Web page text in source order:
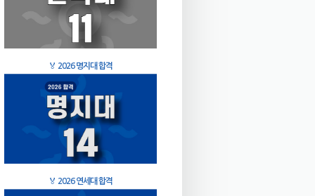
🏅 2026 명지대 합격
🏅 2026 연세대 합격